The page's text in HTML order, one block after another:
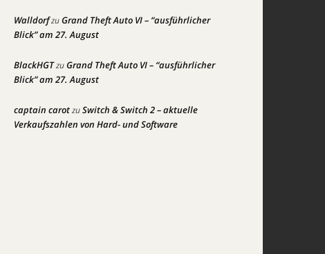
WalldorfzuGrand Theft Auto VI – “ausführlicher
Blick” am 27. August
BlackHGTzuGrand Theft Auto VI – “ausführlicher
Blick” am 27. August
captain carotzuSwitch & Switch 2 – aktuelle
Verkaufszahlen von Hard- und Software